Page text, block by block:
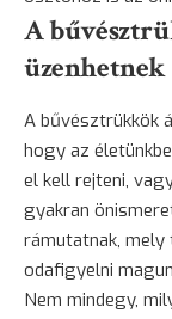
A
A bűvésztrükkök
hogy az
el kell rejteni,
gyakran
rámutatnak, mely
odafigyelni
Nem mindegy,